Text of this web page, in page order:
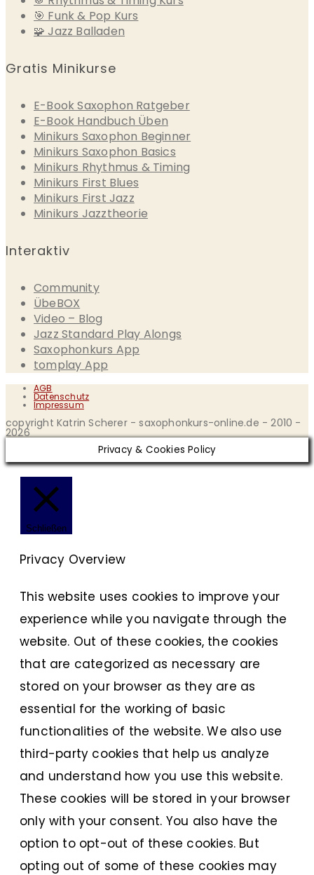
🎯 Funk & Pop Kurs
🧩 Jazz Balladen
Gratis Minikurse
E-Book Saxophon Ratgeber
E-Book Handbuch Üben
Minikurs Saxophon Beginner
Minikurs Saxophon Basics
Minikurs Rhythmus & Timing
Minikurs First Blues
Minikurs First Jazz
Minikurs Jazztheorie
Interaktiv
Community
ÜbeBOX
Video – Blog
Jazz Standard Play Alongs
Saxophonkurs App
tomplay App
AGB
Datenschutz
Impressum
copyright Katrin Scherer - saxophonkurs-online.de - 2010 -
2026
Privacy & Cookies Policy
Schließen
Privacy Overview
This website uses cookies to improve your
experience while you navigate through the
website. Out of these cookies, the cookies
that are categorized as necessary are
stored on your browser as they are as
essential for the working of basic
functionalities of the website. We also use
third-party cookies that help us analyze
and understand how you use this website.
These cookies will be stored in your browser
only with your consent. You also have the
option to opt-out of these cookies. But
opting out of some of these cookies may